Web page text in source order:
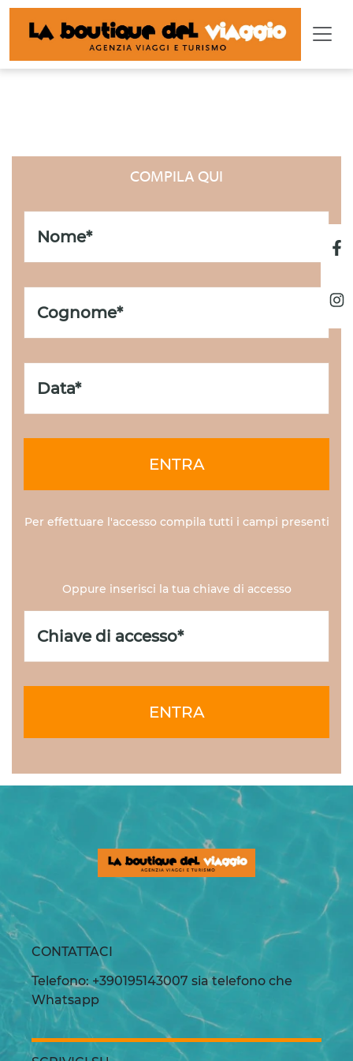
COMPILA QUI
ENTRA
Per effettuare l'accesso compila tutti i campi presenti
Oppure inserisci la tua chiave di accesso
ENTRA
CONTATTACI
Telefono: +390195143007 sia telefono che
Whatsapp